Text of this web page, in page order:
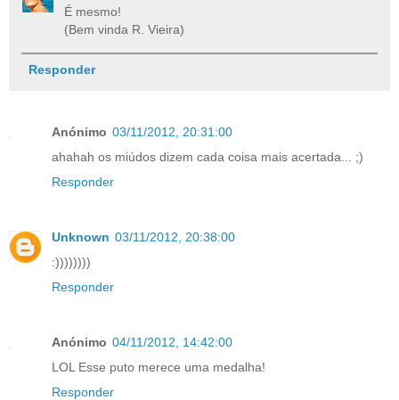
É mesmo!
(Bem vinda R. Vieira)
Responder
Anónimo 03/11/2012, 20:31:00
ahahah os miúdos dizem cada coisa mais acertada... ;)
Responder
Unknown 03/11/2012, 20:38:00
:))))))))
Responder
Anónimo 04/11/2012, 14:42:00
LOL Esse puto merece uma medalha!
Responder